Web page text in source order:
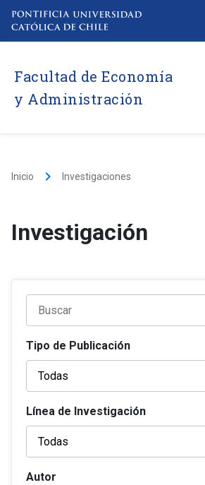
Facultad de Economía
y Administración
Inicio keyboard_arrow_right Investigaciones
Investigación
Tipo de Publicación
Línea de Investigación
Autor